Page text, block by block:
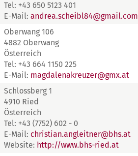
Tel: +43 650 5123 401
E-Mail: andrea.scheibl84@gmail.com
Oberwang 106
4882 Oberwang
Österreich
Tel: +43 664 1150 225
E-Mail: magdalenakreuzer@gmx.at
Schlossberg 1
4910 Ried
Österreich
Tel: +43 (7752) 602 - 0
E-Mail: christian.angleitner@bhs.at
Website: http://www.bhs-ried.at